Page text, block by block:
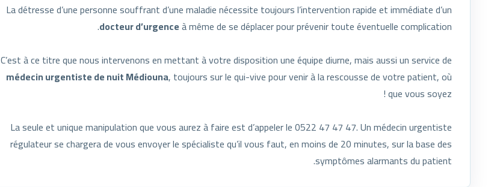
La détresse d’une personne souffrant d’une maladie nécessite toujours l’intervention rapide et immédiate d’un
docteur d’urgenceà même de se déplacer pour prévenir toute éventuelle complication.
C’est à ce titre que nous intervenons en mettant à votre disposition une équipe diurne, mais aussi un service de
médecin urgentiste de nuit Médiouna, toujours sur le qui-vive pour venir à la rescousse de votre patient, où
que vous soyez !
La seule et unique manipulation que vous aurez à faire est d’appeler le 0522 47 47 47. Un médecin urgentiste
régulateur se chargera de vous envoyer le spécialiste qu’il vous faut, en moins de 20 minutes, sur la base des
symptômes alarmants du patient.